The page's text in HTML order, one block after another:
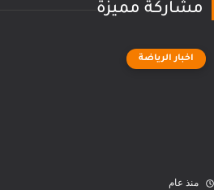
مشاركة مميزة
اخبار الرياضة
منذ عام